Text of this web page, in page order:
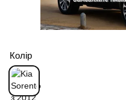
Колір